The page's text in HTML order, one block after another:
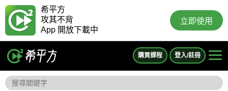
希平方
攻其不背
App 開放下載中
立即使用
購買課程 登入/註冊